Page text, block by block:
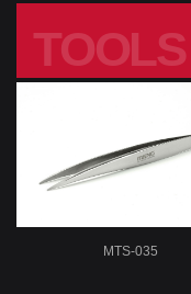
TOOLS
MTS-035